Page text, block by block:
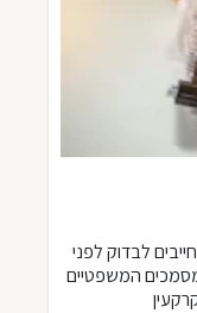
לבדוק לפני
המשפטיים